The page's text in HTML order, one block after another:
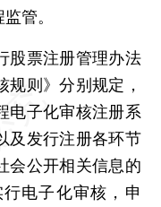
管。
票注册管理办法
规则》分别规定，
电子化审核注册系
及发行注册各环节
会公开相关信息的
电子化审核，申